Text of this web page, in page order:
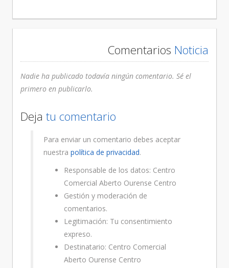
Comentarios Noticia
Nadie ha publicado todavía ningún comentario. Sé el
primero en publicarlo.
Deja tu comentario
Para enviar un comentario debes aceptar
nuestra política de privacidad.
Responsable de los datos: Centro
Comercial Aberto Ourense Centro
Gestión y moderación de
comentarios.
Legitimación: Tu consentimiento
expreso.
Destinatario: Centro Comercial
Aberto Ourense Centro